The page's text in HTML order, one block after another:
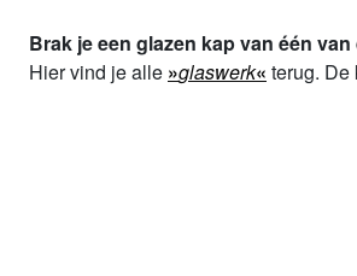
Brak je een glazen kap van één
Hier vind je alle »glaswerk« terug. De